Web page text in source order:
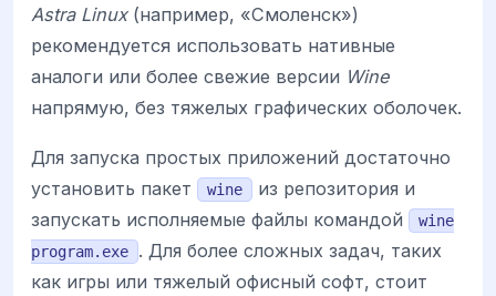
Astra Linux(например, «Смоленск»)
рекомендуется использовать нативные
аналоги или более свежие версии Wine
напрямую, без тяжелых графических оболочек.
Для запуска простых приложений достаточно
установить пакет
wine
из репозитория и
запускать исполняемые файлы командой
wine
program.exe
. Для более сложных задач, таких
как игры или тяжелый офисный софт, стоит